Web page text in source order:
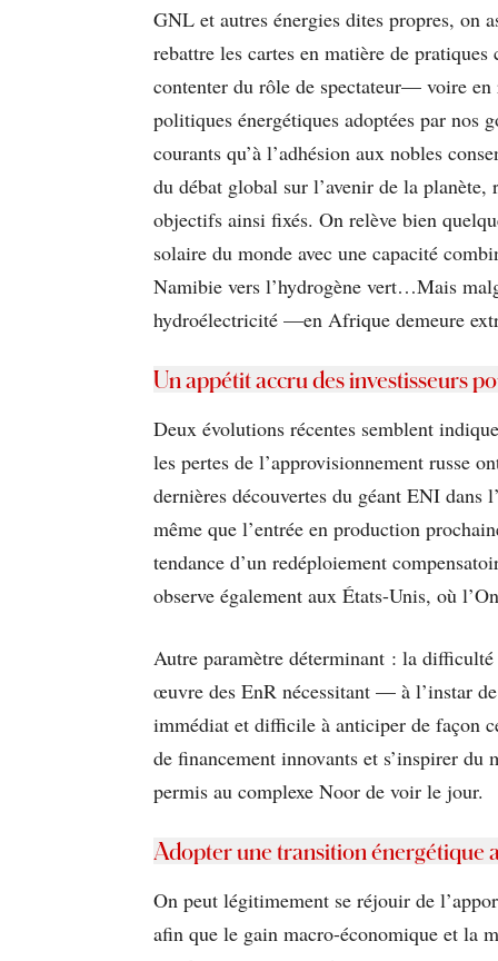
GNL et autres énergies dites propres, on
rebattre les cartes en matière de
contenter du rôle de spectateur— voire en
politiques énergétiques adoptées par nos
courants qu’à l’adhésion aux nobles
du débat global sur l’avenir de la
objectifs ainsi fixés. On relève bien
solaire du monde avec une capacité
Namibie vers l’hydrogène vert…Mais
hydroélectricité —en Afrique demeure
Un appétit accru des investisseurs
Deux évolutions récentes semblent
les pertes de l’approvisionnement russe
dernières découvertes du géant ENI dans
même que l’entrée en production
tendance d’un redéploiement
observe également aux États-Unis, où
Autre paramètre déterminant : la
œuvre des EnR nécessitant — à l’instar
immédiat et difficile à anticiper de façon
de financement innovants et s’inspirer
permis au complexe Noor de voir le jour.
Adopter une transition énergétique
On peut légitimement se réjouir de
afin que le gain macro-économique et la